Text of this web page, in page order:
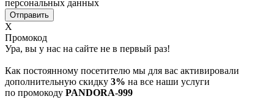
персональных данных
Х
Промокод
Ура, вы у нас на сайте не в первый раз!
Как постоянному посетителю мы для вас активировали
дополнительную скидку 3% на все наши услуги
по промокоду PANDORA-999